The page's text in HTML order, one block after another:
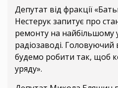
Депутат від фракції
Нестерук запитує про
ремонту на найбільшому
радіозаводі. Головуючий
будемо робити так, щоб
уряду».